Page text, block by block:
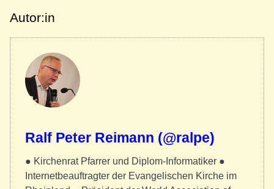
Autor:in
Ralf Peter Reimann (@ralpe)
● Kirchenrat Pfarrer und Diplom-Informatiker ●
Internetbeauftragter der Evangelischen Kirche im